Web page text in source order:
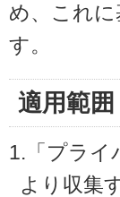
め、これ
す。
適用範囲
1.「プライ
より収集